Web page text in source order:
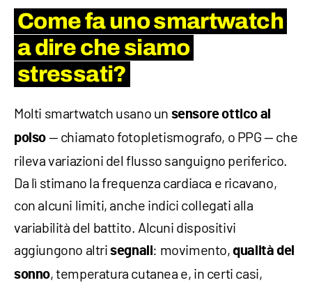
Come fa uno smartwatch
a dire che siamo
stressati?
Molti smartwatch usano un sensore ottico al
polso — chiamato fotopletismografo, o PPG — che
rileva variazioni del flusso sanguigno periferico.
Da lì stimano la frequenza cardiaca e ricavano,
con alcuni limiti, anche indici collegati alla
variabilità del battito. Alcuni dispositivi
aggiungono altrisegnali: movimento,qualità del
sonno, temperatura cutanea e, in certi casi,